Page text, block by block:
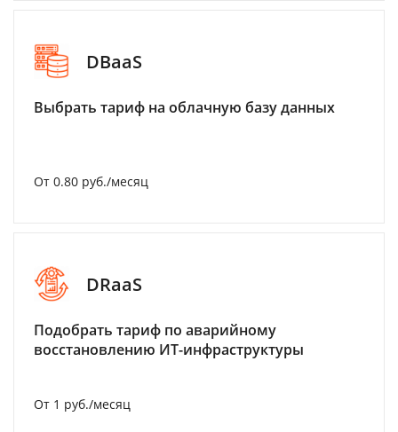
DBaaS
Выбрать тариф на облачную базу данных
От 0.80 руб./месяц
DRaaS
Подобрать тариф по аварийному
восстановлению ИТ-инфраструктуры
От 1 руб./месяц